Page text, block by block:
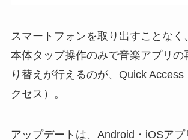
スマートフォンを取り出すことなく
本体タップ操作のみで音楽アプリの
り替えが行えるのが、Quick Access
クセス）。
アップデートは、Android・iOSアプ